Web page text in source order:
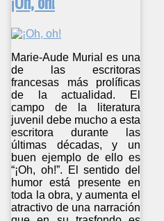
Marie-Aude Murial es una
de las escritoras
francesas más prolíficas
de la actualidad. El
campo de la literatura
juvenil debe mucho a esta
escritora durante las
últimas décadas, y un
buen ejemplo de ello es
“¡Oh, oh!”. El sentido del
humor está presente en
toda la obra, y aumenta el
atractivo de una narración